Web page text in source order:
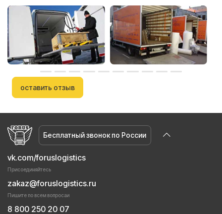
оставить отзыв
Бесплатный звонок по России
vk.com/foruslogistics
Присоединяйтесь
zakaz@foruslogistics.ru
Пишите по всем вопросаи
8 800 250 20 07